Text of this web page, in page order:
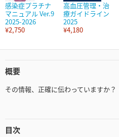
感染症プラチナ
マニュアル Ver.9
2025-2026
¥2,750
高血圧管理・治
療ガイドライン
2025
¥4,180
概要
その情報、正確に伝わっていますか？
目次